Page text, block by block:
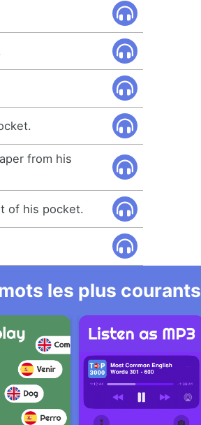
from his
of his pocket.
les plus courants